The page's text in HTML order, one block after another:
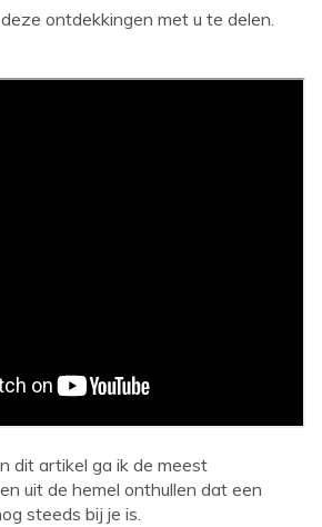
ontdekkingen met u te delen.
dit artikel ga ik de meest
uit de hemel onthullen dat een
steeds bij je is.